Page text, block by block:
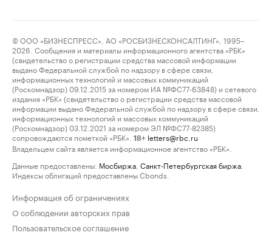
© ООО «БИЗНЕСПРЕСС», АО «РОСБИЗНЕСКОНСАЛТИНГ», 1995–
2026. Сообщения и материалы информационного агентства «РБК»
(свидетельство о регистрации средства массовой информации
выдано Федеральной службой по надзору в сфере связи,
информационных технологий и массовых коммуникаций
(Роскомнадзор) 09.12.2015 за номером ИА №ФС77-63848) и сетевого
издания «РБК» (свидетельство о регистрации средства массовой
информации выдано Федеральной службой по надзору в сфере связи,
информационных технологий и массовых коммуникаций
(Роскомнадзор) 03.12.2021 за номером ЭЛ №ФС77-82385)
сопровождаются пометкой «РБК».
18+ letters@rbc.ru
Владельцем сайта является информационное агентство «РБК».
Данные предоставлены: Мосбиржа Санкт-Петербургская биржа
Индексы облигаций предоставлены Cbonds.
Информация об ограничениях
О соблюдении авторских прав
Пользовательское соглашение